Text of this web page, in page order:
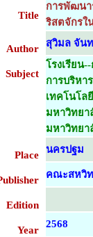
Title
การพัฒนา
ริสตจักรใ
Author สุวิมล จัน
Subject
โรงเรียน
การบริหา
เทคโนโล
มหาวิทยา
มหาวิทย
Place นครปฐม
คณะสหวิท
Edition
Year
2568